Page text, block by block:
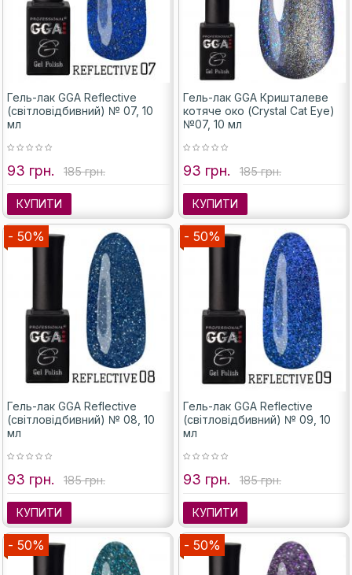
Гель-лак GGA Reflective
(світловідбивний) № 07, 10
мл
93 грн. 185 грн.
КУПИТИ
Гель-лак GGA Кришталеве
котяче око (Crystal Cat Eye)
№07, 10 мл
93 грн. 185 грн.
КУПИТИ
- 50%
Гель-лак GGA Reflective
(світловідбивний) № 08, 10
мл
93 грн. 185 грн.
КУПИТИ
- 50%
Гель-лак GGA Reflective
(світловідбивний) № 09, 10
мл
93 грн. 185 грн.
КУПИТИ
- 50% - 50%